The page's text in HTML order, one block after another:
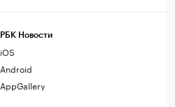
РБК Новости
iOS
Android
AppGallery